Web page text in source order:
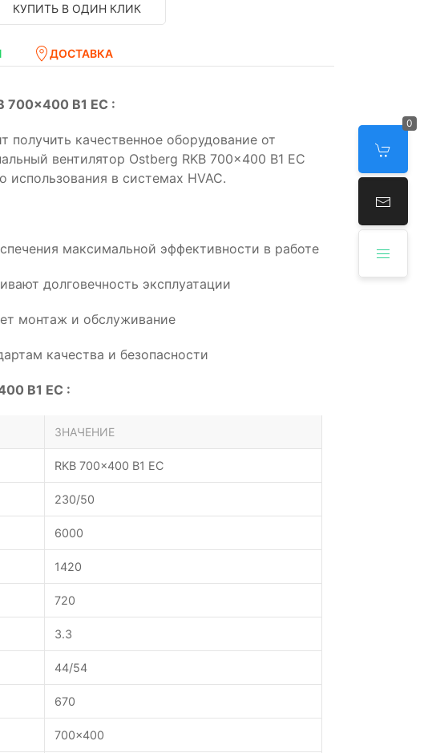
0
КУПИТЬ В ОДИН КЛИК
ДОСТАВКА
700x400 B1 EC :
получить качественное оборудование от
вентилятор Ostberg RKB 700x400 B1 EC
использования в системах HVAC.
максимальной эффективности в работе
долговечность эксплуатации
монтаж и обслуживание
качества и безопасности
B1 EC :
ЗНАЧЕНИЕ
RKB 700x400 B1 EC
230/50
6000
1420
720
3.3
44/54
670
700x400